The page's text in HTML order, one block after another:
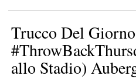
Trucco Del
allo Stadio)